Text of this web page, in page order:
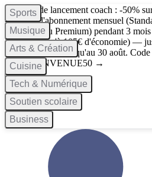
🚀 Offre de lancement coach : -50%
-50% sur l'abonnement mensuel
(Standard ou Premium) pendant 3
3 mois (jusqu'à 105€ d'économie) —
d'économie) — jusqu'au 30 août. Code
CodeBIENVENUE50 →
Sports
Musique
Arts & Création
Cuisine
Tech & Numérique
Soutien scolaire
Business